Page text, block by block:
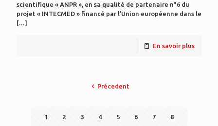
scientifique « ANPR », en sa qualité de partenaire n°6 du
projet « INTECMED » financé par l’Union européenne dans le
[…]
En savoir plus
Précedent
1 2 3 4 5 6 7 8